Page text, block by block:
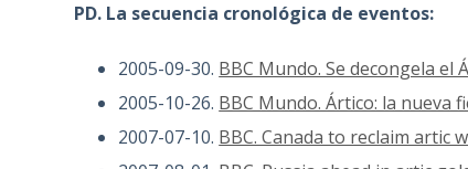
PD. La secuencia cronológica de eventos:
2005-09-30. BBC Mundo. Se decongela el
2005-10-26. BBC Mundo. Ártico: la nueva
2007-07-10. BBC. Canada to reclaim artic